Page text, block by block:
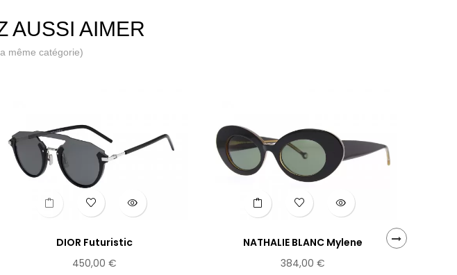
AUSSI AIMER
même catégorie)
DIOR Futuristic
450,00 €
NATHALIE BLANC Mylene
384,00 €